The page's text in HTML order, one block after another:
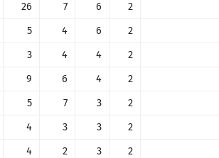
2
6
7
26
2
6
4
5
2
4
4
3
2
4
6
9
2
3
7
5
2
3
3
4
2
3
2
4